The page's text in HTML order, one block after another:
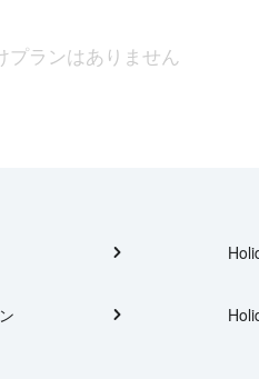
プランはありません